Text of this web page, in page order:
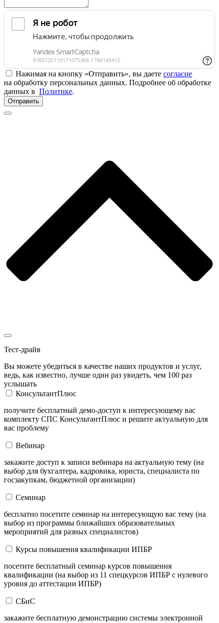
Нажимая на кнопку «Отправить», вы даете согласие
на обработку персональных данных. Подробнее об обработке
данных в Политике.
Отправить
Тест-драйв
Вы можете убедиться в качестве наших продуктов и услуг,
ведь, как известно, лучше один раз увидеть, чем 100 раз
услышать
КонсультантПлюс
получите бесплатный демо-доступ к интересующему вас
комплекту СПС КонсультантПлюс и решите актуальную для
вас проблему
Вебинар
закажите доступ к записи вебинара на актуальную тему (на
выбор для бухгалтера, кадровика, юриста, специалиста по
госзакупкам, бюджетной организации)
Семинар
бесплатно посетите семинар на интересующую вас тему (на
выбор из программы ближайших образовательных
мероприятий для разных специалистов)
Курсы повышения квалификации ИПБР
посетите бесплатный семинар курсов повышения
квалификации (на выбор из 11 спецкурсов ИПБР с нулевого
уровня до аттестации ИПБР)
СБиС
закажите бесплатную демонстрацию системы электронной